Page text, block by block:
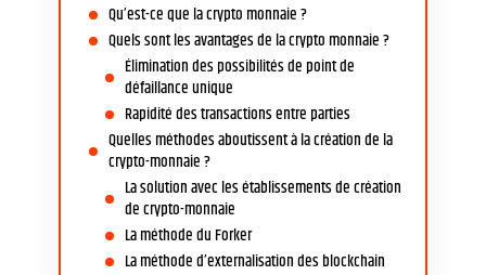
Qu’est-ce que la crypto monnaie ?
Quels sont les avantages de la crypto monnaie ?
Élimination des possibilités de point de
défaillance unique
Rapidité des transactions entre parties
Quelles méthodes aboutissent à la création de la
crypto-monnaie ?
La solution avec les établissements de création
de crypto-monnaie
La méthode du Forker
La méthode d’externalisation des blockchain